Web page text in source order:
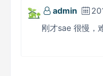
admin
刚才sae 很慢，